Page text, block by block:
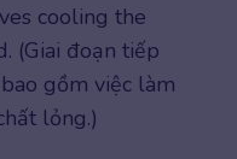
cooling the
(Giai đoạn tiếp
gồm việc làm
lỏng.)